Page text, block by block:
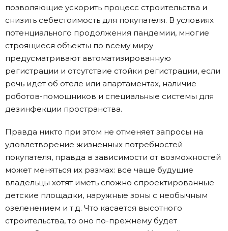
позволяющие ускорить процесс строительства и
снизить себестоимость для покупателя. В условиях
потенциального продолжения пандемии, многие
строящиеся объекты по всему миру
предусматривают автоматизированную
регистрации и отсутствие стойки регистрации, если
речь идет об отеле или апартаментах, наличие
роботов-помощников и специальные системы для
дезинфекции пространства.
Правда никто при этом не отменяет запросы на
удовлетворение жизненных потребностей
покупателя, правда в зависимости от возможностей
может меняться их размах: все чаще будущие
владельцы хотят иметь сложно спроектированные
детские площадки, наружные зоны с необычным
озеленением и т.д. Что касается высотного
строительства, то оно по-прежнему будет